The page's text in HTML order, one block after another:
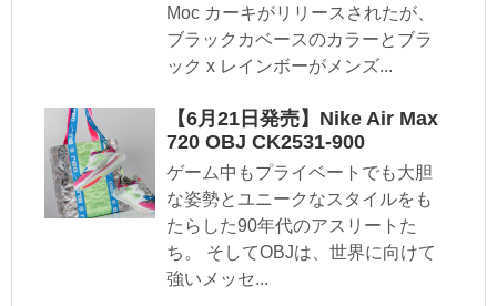
Moc カーキがリリースされたが、
ブラックカベースのカラーとブラ
ック x レインボーがメンズ...
【6月21日発売】Nike Air Max
720 OBJ CK2531-900
ゲーム中もプライベートでも大胆
な姿勢とユニークなスタイルをも
たらした90年代のアスリートた
ち。 そしてOBJは、世界に向けて
強いメッセ...